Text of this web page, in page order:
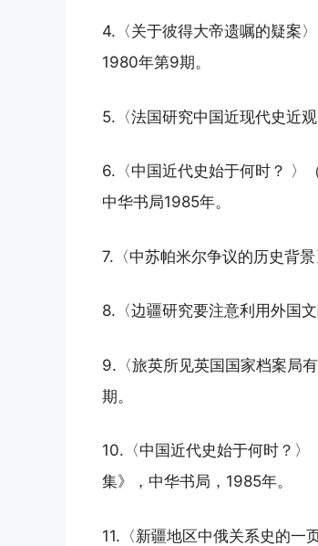
4.〈关于彼得大帝遗嘱的疑案
1980年第9期。
5.〈法国研究中国近现代史近
6.〈中国近代史始于何时？ 〉
中华书局1985年。
7.〈中苏帕米尔争议的历史背
8.〈边疆研究要注意利用外国
9.〈旅英所见英国国家档案局
期。
10.〈中国近代史始于何时？〉
集》，中华书局，1985年。
11.〈新疆地区中俄关系史的